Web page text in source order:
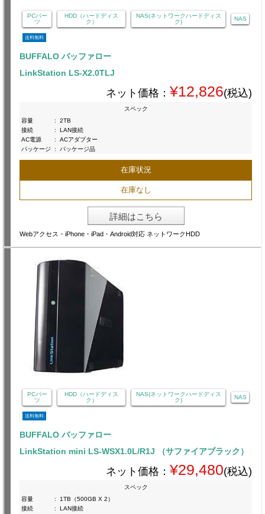
PCパー
ツ
HDD（ハードディス
ク）
NAS(ネットワークハードディス
ク)
NAS
送料無料
BUFFALO バッファロー
LinkStation LS-X2.0TLJ
ネット価格： ¥12,826(税込)
スペック
容量
:
2TB
接続
:
LAN接続
AC電源
:
ACアダプター
パッケージ
: パッケージ品
在庫状況
在庫なし
詳細はこちら
Webアクセス・iPhone・iPad・Android対応 ネットワークHDD
PCパー
ツ
HDD（ハードディス
ク）
NAS(ネットワークハードディス
ク)
NAS
送料無料
BUFFALO バッファロー
LinkStation mini LS-WSX1.0L/R1J （サファイアブラック）
ネット価格： ¥29,480(税込)
スペック
容量
:
1TB（500GB X 2）
接続
:
LAN接続